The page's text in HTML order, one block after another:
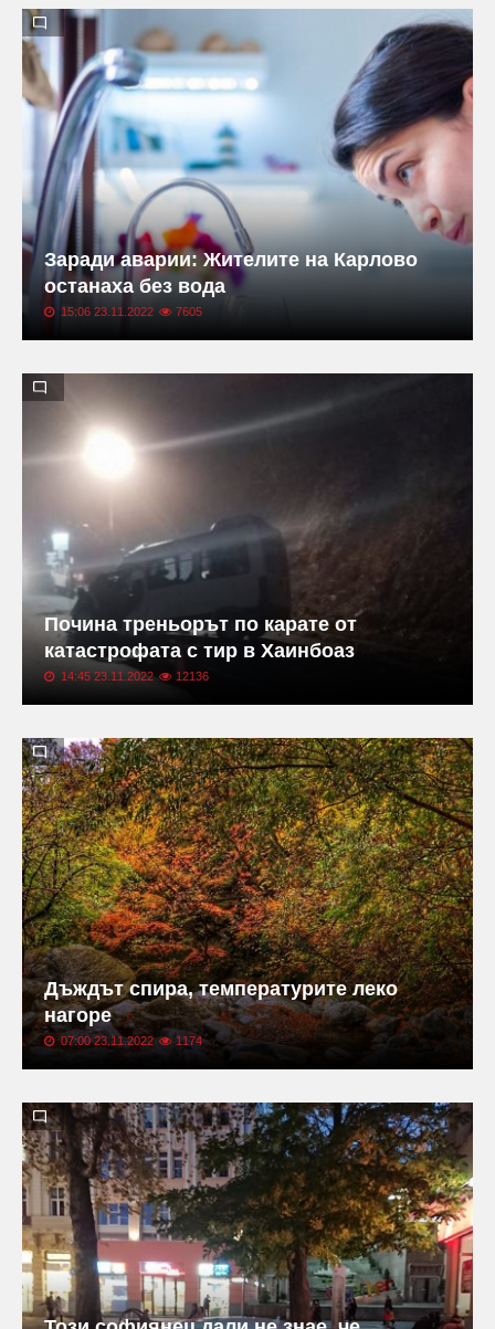
Заради аварии: Жителите на Карлово
останаха без вода
15:06 23.11.2022 7605
Почина треньорът по карате от
катастрофата с тир в Хаинбоаз
14:45 23.11.2022 12136
Дъждът спира, температурите леко
нагоре
07:00 23.11.2022 1174